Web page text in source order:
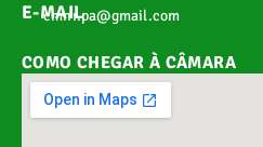
E-MAIL
cmnr.pa@gmail.com
COMO CHEGAR À CÂMARA